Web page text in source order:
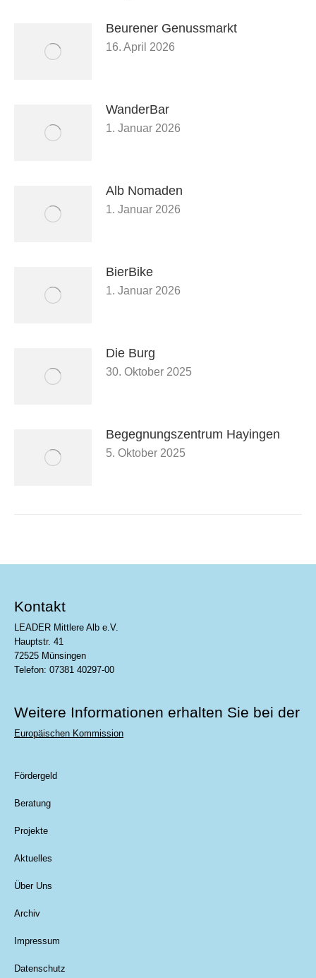
Beurener Genussmarkt
16. April 2026
WanderBar
1. Januar 2026
Alb Nomaden
1. Januar 2026
BierBike
1. Januar 2026
Die Burg
30. Oktober 2025
Begegnungszentrum Hayingen
5. Oktober 2025
Kontakt
LEADER Mittlere Alb e.V.
Hauptstr. 41
72525 Münsingen
Telefon: 07381 40297-00
Weitere Informationen erhalten Sie bei der
Europäischen Kommission
Fördergeld
Beratung
Projekte
Aktuelles
Über Uns
Archiv
Impressum
Datenschutz